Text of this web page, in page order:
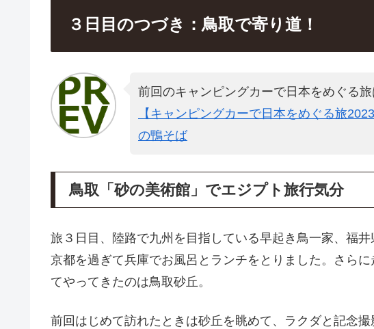
３日目のつづき：鳥取で寄り道！
前回のキャンピングカーで日本をめぐる旅
【キャンピングカーで日本をめぐる旅
の鴨そば
鳥取「砂の美術館」でエジプト旅行気分
旅３日目、陸路で九州を目指している早起き鳥一家、福
京都を過ぎて兵庫でお風呂とランチをとりました。さら
てやってきたのは鳥取砂丘。
前回はじめて訪れたときは砂丘を眺めて、ラクダと記念撮